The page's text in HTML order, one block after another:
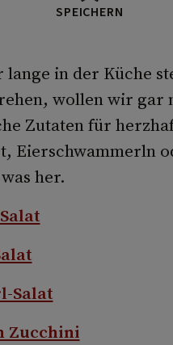
SPEICHERN
in der Küche
wollen wir gar
Zutaten für
Eierschwammerln
her.
Salat
Zucchini